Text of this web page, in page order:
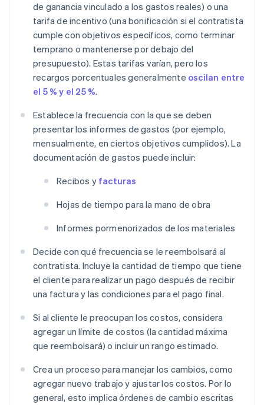
de ganancia vinculado a los gastos reales) o una
tarifa de incentivo (una bonificación si el contratista
cumple con objetivos específicos, como terminar
temprano o mantenerse por debajo del
presupuesto). Estas tarifas varían, pero los
recargos porcentuales generalmente oscilan entre
el 5 % y el 25 %.
Establece la frecuencia con la que se deben
presentar los informes de gastos (por ejemplo,
mensualmente, en ciertos objetivos cumplidos). La
documentación de gastos puede incluir:
Recibos y facturas
Hojas de tiempo para la mano de obra
Informes pormenorizados de los materiales
Decide con qué frecuencia se le reembolsará al
contratista. Incluye la cantidad de tiempo que tiene
el cliente para realizar un pago después de recibir
una factura y las condiciones para el pago final.
Si al cliente le preocupan los costos, considera
agregar un límite de costos (la cantidad máxima
que reembolsará) o incluir un rango estimado.
Crea un proceso para manejar los cambios, como
agregar nuevo trabajo y ajustar los costos. Por lo
general, esto implica órdenes de cambio escritas